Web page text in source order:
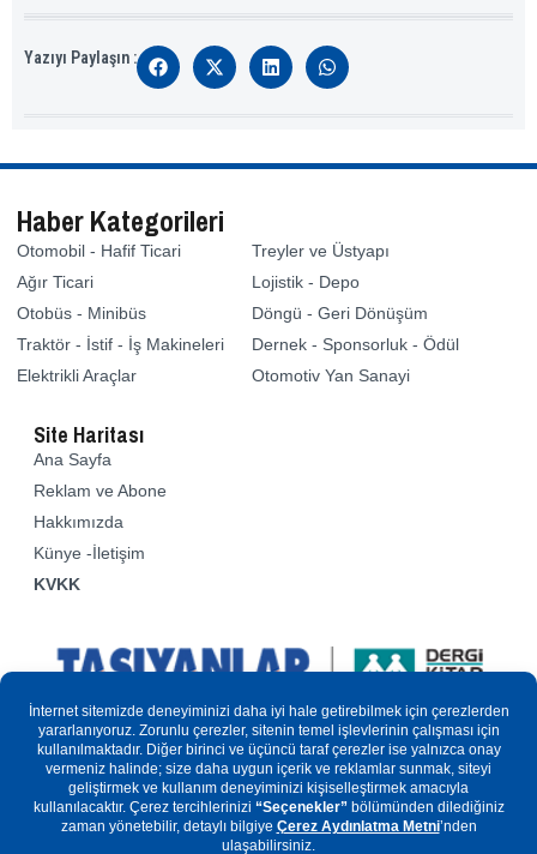
Yazıyı Paylaşın :
Haber Kategorileri
Otomobil - Hafif Ticari
Ağır Ticari
Otobüs - Minibüs
Traktör - İstif - İş Makineleri
Elektrikli Araçlar
Treyler ve Üstyapı
Lojistik - Depo
Döngü - Geri Dönüşüm
Dernek - Sponsorluk - Ödül
Otomotiv Yan Sanayi
Site Haritası
Ana Sayfa
Reklam ve Abone
Hakkımızda
Künye -İletişim
KVKK
Sitemizde yer alan yazılar ve resimler kısmen veya tamamen
kopyalanamaz. Basın Kanuna göre “yerel-süreli yayın”
kapsamındadır. Basın kanunu ve fikir sanat eserleri kapsamında
tüm hakları yayıncısına aittir.